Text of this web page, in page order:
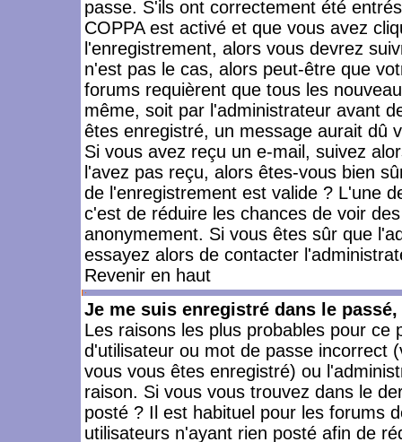
passe. S'ils ont correctement été
COPPA est activé et que vous avez
l'enregistrement, alors vous devrez
n'est pas le cas, alors peut-être que
forums requièrent que tous les
même, soit par l'administrateur avant
êtes enregistré, un message aurait dû
Si vous avez reçu un e-mail, suivez
l'avez pas reçu, alors êtes-vous bien
de l'enregistrement est valide ? L'une
c'est de réduire les chances de voir
anonymement. Si vous êtes sûr que
essayez alors de contacter
Revenir en haut
Je me suis enregistré dans le
Les raisons les plus probables pour
d'utilisateur ou mot de passe incorrect
vous vous êtes enregistré) ou
raison. Si vous vous trouvez dans le
posté ? Il est habituel pour les forums
utilisateurs n'ayant rien posté afin de